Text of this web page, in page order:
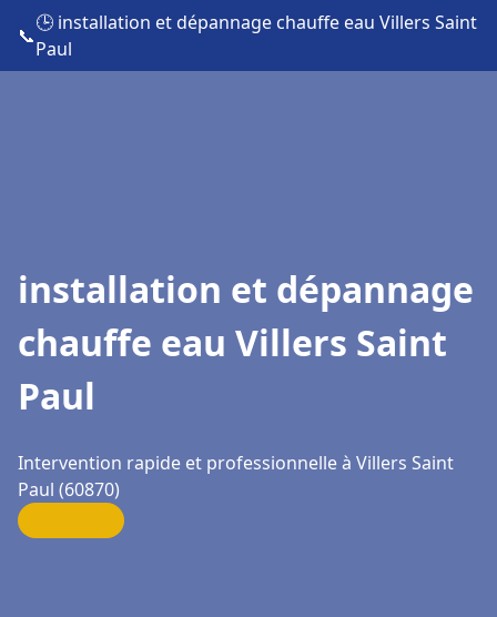
📞
🕒 installation et dépannage chauffe eau Villers Saint
Paul
installation et dépannage
chauffe eau Villers Saint
Paul
Intervention rapide et professionnelle à Villers Saint
Paul (60870)